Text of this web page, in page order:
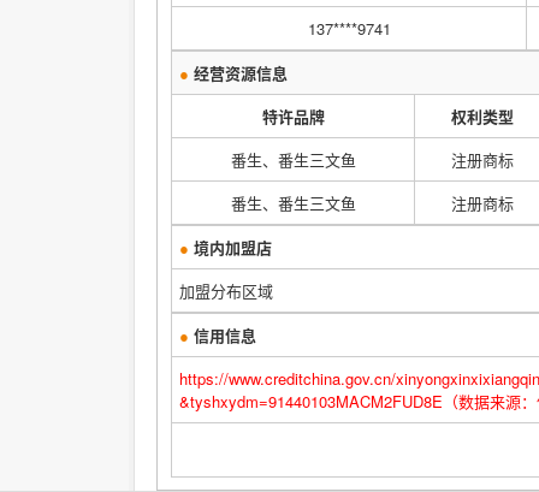
137****9741
● 经营资源信息
特许品牌
权利类型
番生、番生三文鱼
注册商标
番生、番生三文鱼
注册商标
● 境内加盟店
加盟分布区域
● 信用信息
https://www.creditchina.gov.cn/
&tyshxydm=91440103MACM2FUD8E（数据来源